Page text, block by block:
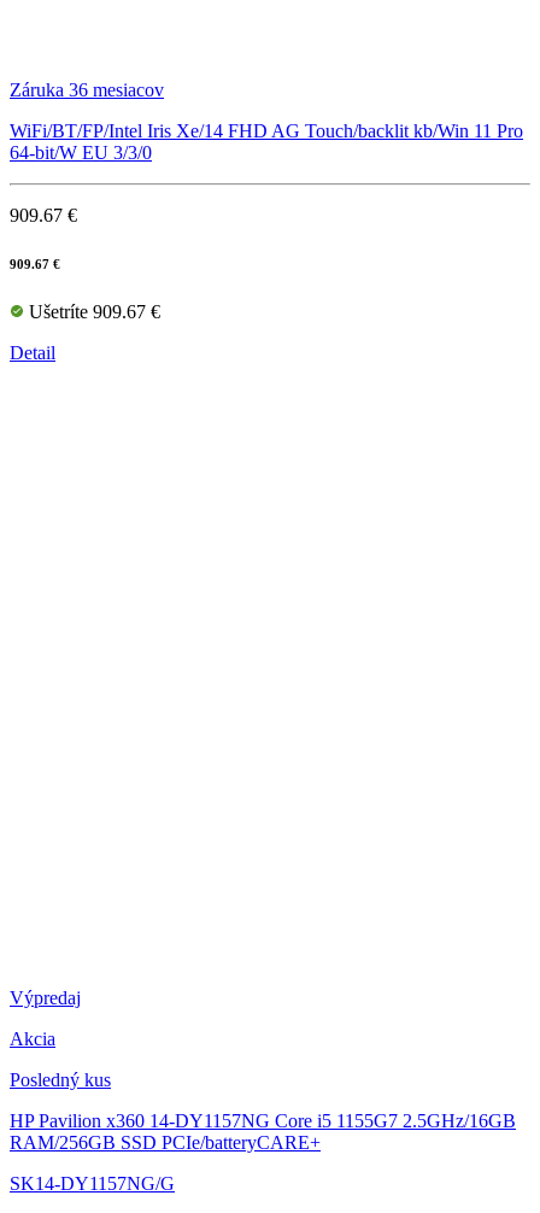
Záruka 36 mesiacov
WiFi/BT/FP/Intel Iris Xe/14 FHD AG Touch/backlit kb/Win 11 Pro
64-bit/W EU 3/3/0
909.67 €
909.67 €
Ušetríte 909.67 €
Detail
Výpredaj
Akcia
Posledný kus
HP Pavilion x360 14-DY1157NG Core i5 1155G7 2.5GHz/16GB
RAM/256GB SSD PCIe/batteryCARE+
SK14-DY1157NG/G